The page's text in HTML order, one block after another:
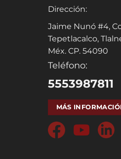
Dirección:
Jaime Nunó #4,
Tepetlacalco,
Méx. CP. 54090
Teléfono:
5553987811
MÁS